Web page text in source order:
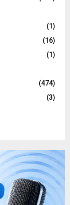
(1)
(16)
(1)
(474)
(3)